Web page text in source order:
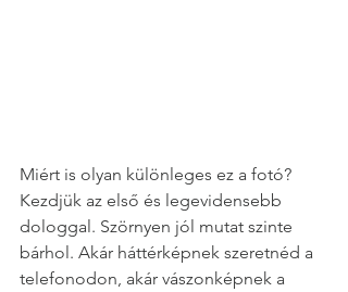
Miért is olyan különleges ez a fotó?
Kezdjük az első és legevidensebb
dologgal. Szörnyen jól mutat szinte
bárhol. Akár háttérképnek szeretnéd a
telefonodon, akár vászonképnek a